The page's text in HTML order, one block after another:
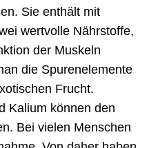
Sie enthält mit
wertvolle Nährstoffe,
der Muskeln
die Spurenelemente
Frucht.
Kalium können den
Bei vielen Menschen